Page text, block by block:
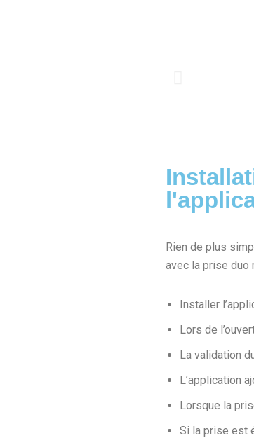
Rien de plus
avec la prise duo
Installer
Lors de
La validation
L’application
Lorsque la
Si la prise est